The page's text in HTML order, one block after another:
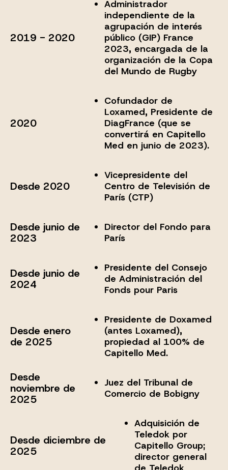
2019 - 2020
Administrador
independiente de la
agrupación de interés
público (GIP) France
2023, encargada de la
organización de la Copa
del Mundo de Rugby
2020
Cofundador de
Loxamed, Presidente de
DiagFrance (que se
convertirá en Capitello
Med en junio de 2023).
Desde 2020
Vicepresidente del
Centro de Televisión de
París (CTP)
Desde junio de
2023
Director del Fondo para
París
Desde junio de
2024
Presidente del Consejo
de Administración del
Fonds pour Paris
Desde enero
de 2025
Presidente de Doxamed
(antes Loxamed),
propiedad al 100% de
Capitello Med.
Desde
noviembre de
2025
Juez del Tribunal de
Comercio de Bobigny
Desde diciembre de
2025
Adquisición de
Teledok por
Capitello Group;
director general